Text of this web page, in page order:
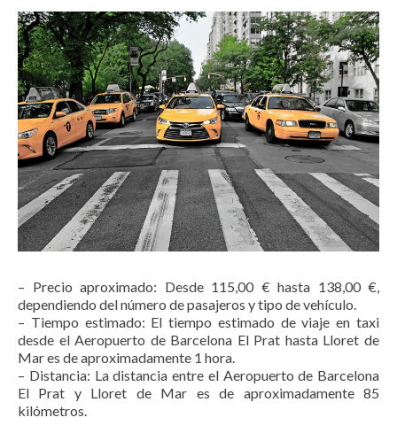
– Precio aproximado: Desde 115,00 € hasta 138,00 €,
dependiendo del número de pasajeros y tipo de vehículo.
– Tiempo estimado: El tiempo estimado de viaje en taxi
desde el Aeropuerto de Barcelona El Prat hasta Lloret de
Mar es de aproximadamente 1 hora.
– Distancia: La distancia entre el Aeropuerto de Barcelona
El Prat y Lloret de Mar es de aproximadamente 85
kilómetros.